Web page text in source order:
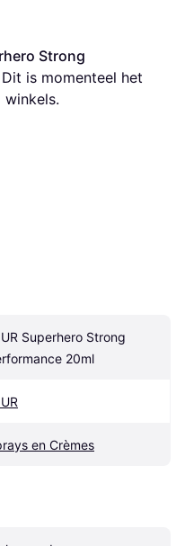
Strong
Dit is momenteel het
winkels.
Superhero Strong
20ml
en Crèmes